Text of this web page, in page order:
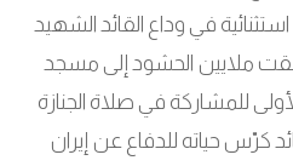
في وداع القائد الشهيد
ملايين الحشود إلى مسجد
للمشاركة في صلاة الجنازة
كرّس حياته للدفاع عن إيران